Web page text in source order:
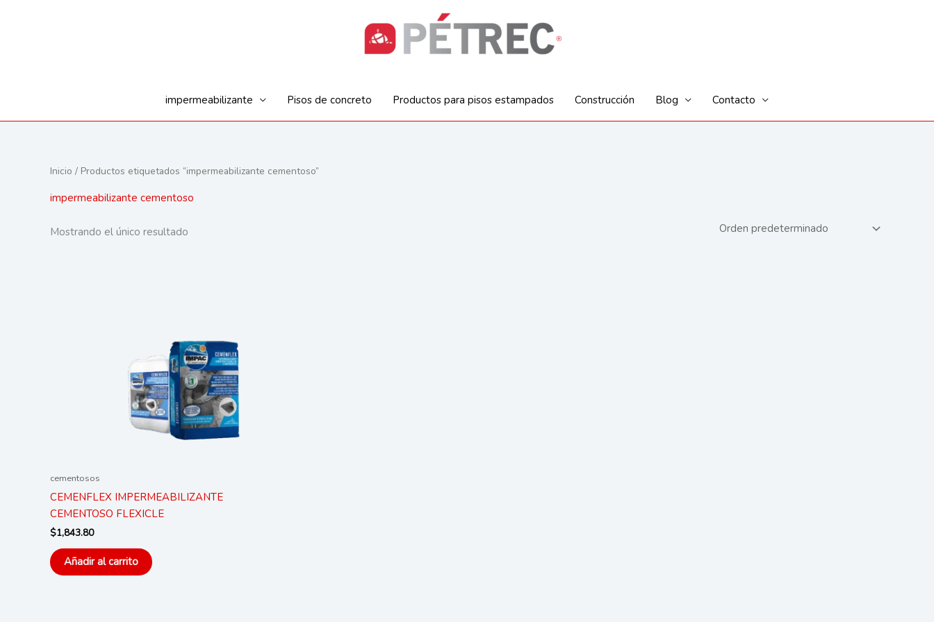
impermeabilizante Pisos de concreto Productos para pisos estampados Construcción Blog Contacto
Inicio / Productos etiquetados “impermeabilizante cementoso”
impermeabilizante cementoso
Mostrando el único resultado
cementosos
CEMENFLEX IMPERMEABILIZANTE
CEMENTOSO FLEXICLE
$1,843.80
Añadir al carrito